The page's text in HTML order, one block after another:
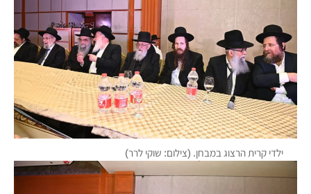
ילדי קרית הרצוג במבחן. (צילום: שוקי לרר)